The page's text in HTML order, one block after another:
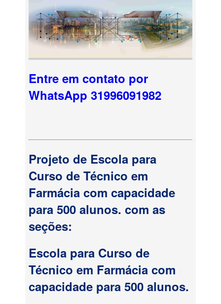
Entre em contato por
WhatsApp 31996091982
Projeto de Escola para
Curso de Técnico em
Farmácia com capacidade
para 500 alunos. com as
seções:
Escola para Curso de
Técnico em Farmácia com
capacidade para 500 alunos.